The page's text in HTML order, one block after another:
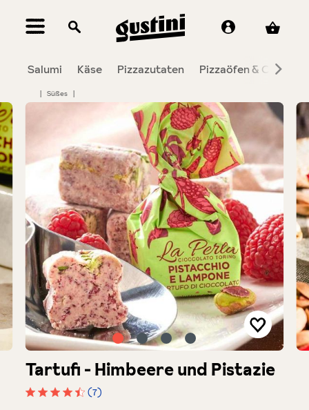
springen
Salumi Käse Pizzazutaten Pizzaöfen & Co.
| Süßes |
Bildergalerie überspringen
Tartufi - Himbeere und Pistazie
(7)